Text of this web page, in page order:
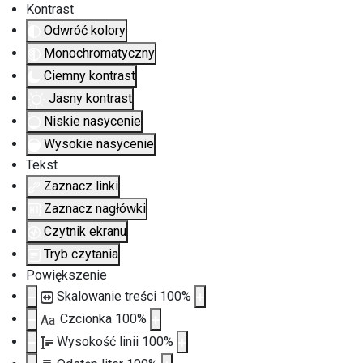
Kontrast
Odwróć kolory
Monochromatyczny
Ciemny kontrast
Jasny kontrast
Niskie nasycenie
Wysokie nasycenie
Tekst
Zaznacz linki
Zaznacz nagłówki
Czytnik ekranu
Tryb czytania
Powiększenie
Skalowanie treści 100%
Aa Czcionka 100%
Wysokość linii 100%